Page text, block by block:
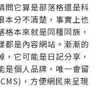
問它算是部落格還是科
本分不清楚，事實上也
本來就是同種同族，
都是內容網站。漸漸的
，它可能是日記分享，
是個人品牌，唯一會留
，方便網民來呈現